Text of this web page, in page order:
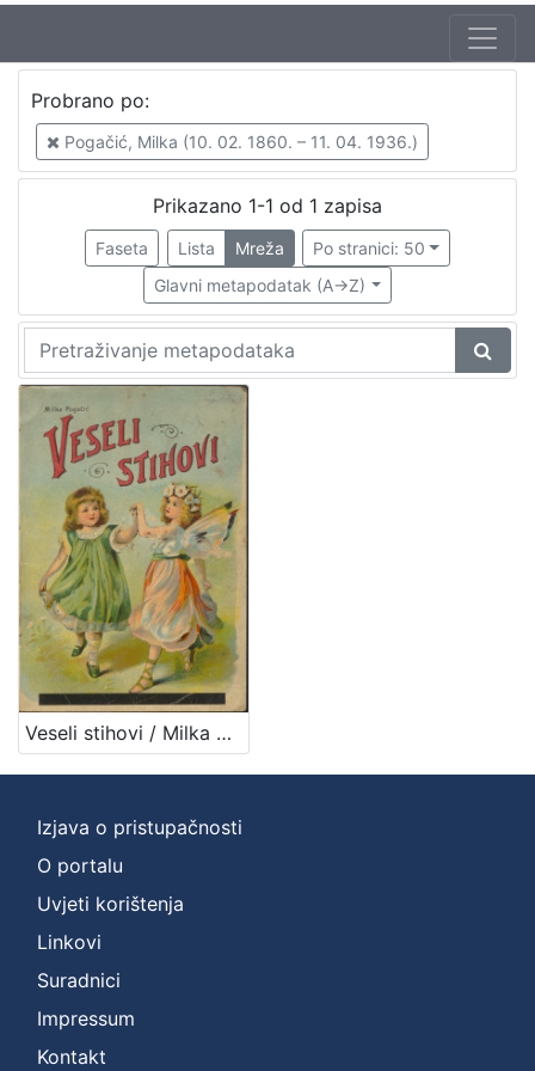
Probrano po:
Pogačić, Milka (10. 02. 1860. – 11. 04. 1936.)
Prikazano 1-1 od 1 zapisa
Faseta Lista Mreža
Po stranici: 50
Glavni metapodatak (A->Z)
Veseli stihovi / Milka Pogačić
Izjava o pristupačnosti
O portalu
Uvjeti korištenja
Linkovi
Suradnici
Impressum
Kontakt